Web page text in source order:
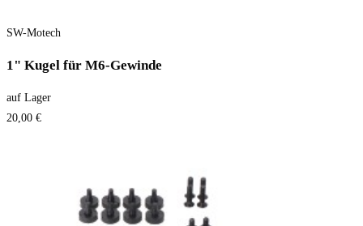
SW-Motech
1" Kugel für M6-Gewinde
auf Lager
20,00 €